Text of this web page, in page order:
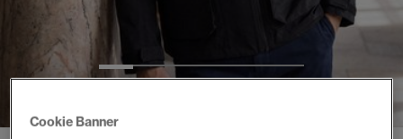
1 2 3 4 5 6
Cookie Banner